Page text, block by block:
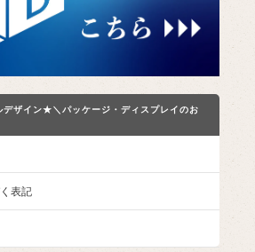
ザイン★＼パッケージ・ディスプレイのお
表記